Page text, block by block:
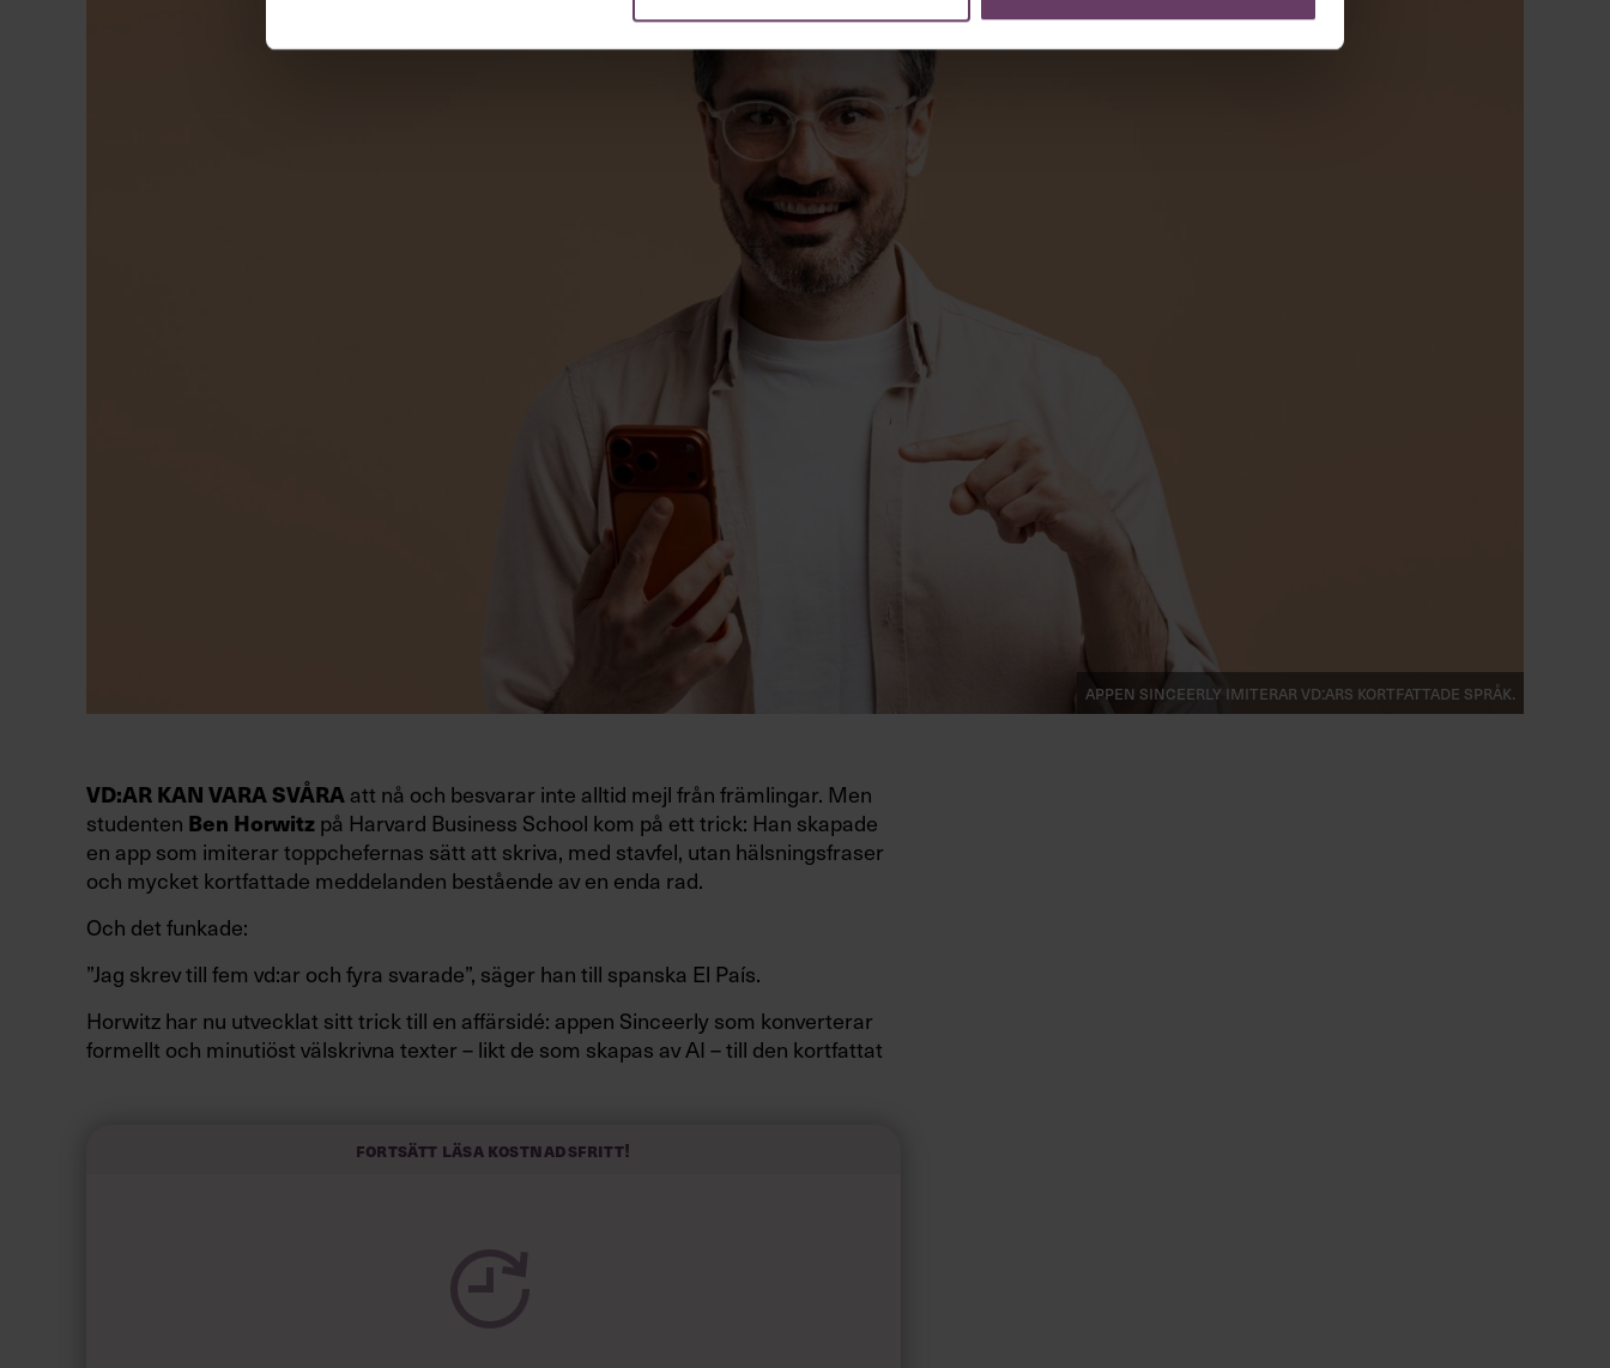
Appen Sinceerly imiterar vd:ars kortfattade språk.
VD:AR KAN VARA SVÅRA att nå och besvarar inte alltid mejl från främlingar. Men
studenten Ben Horwitz på Harvard Business School kom på ett trick: Han skapade
en app som imiterar toppchefernas sätt att skriva, med stavfel, utan hälsningsfraser
och mycket kortfattade meddelanden bestående av en enda rad.
Och det funkade:
”Jag skrev till fem vd:ar och fyra svarade”, säger han till spanska El País.
Horwitz har nu utvecklat sitt trick till en affärsidé: appen Sinceerly som konverterar
formellt och minutiöst välskrivna texter – likt de som skapas av AI – till den kortfattat
Fortsätt läsa kostnadsfritt!